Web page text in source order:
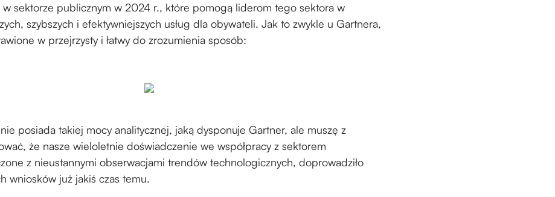
sektorze publicznym w 2024 r., które pomogą liderom tego sektora w
szybszych i efektywniejszych usług dla obywateli. Jak to zwykle u Gartnera,
w przejrzysty i łatwy do zrozumienia sposób:
nie posiada takiej mocy analitycznej, jaką dysponuje Gartner, ale muszę z
że nasze wieloletnie doświadczenie we współpracy z sektorem
z nieustannymi obserwacjami trendów technologicznych, doprowadziło
wniosków już jakiś czas temu.